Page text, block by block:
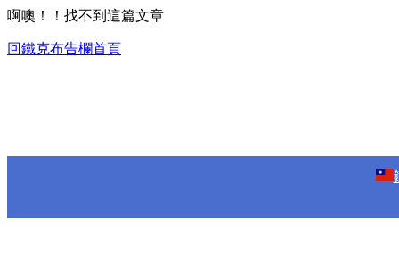
啊噢！！找不到這篇文章
回鐵克布告欄首頁